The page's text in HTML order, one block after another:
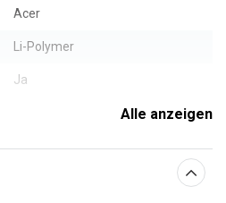
Acer
Li-Polymer
Ja
369,40 x 111,10 x 4,00 mm
4550 mAh
Alle anzeigen